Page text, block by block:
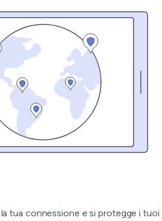
tua connessione e si protegge i tuoi